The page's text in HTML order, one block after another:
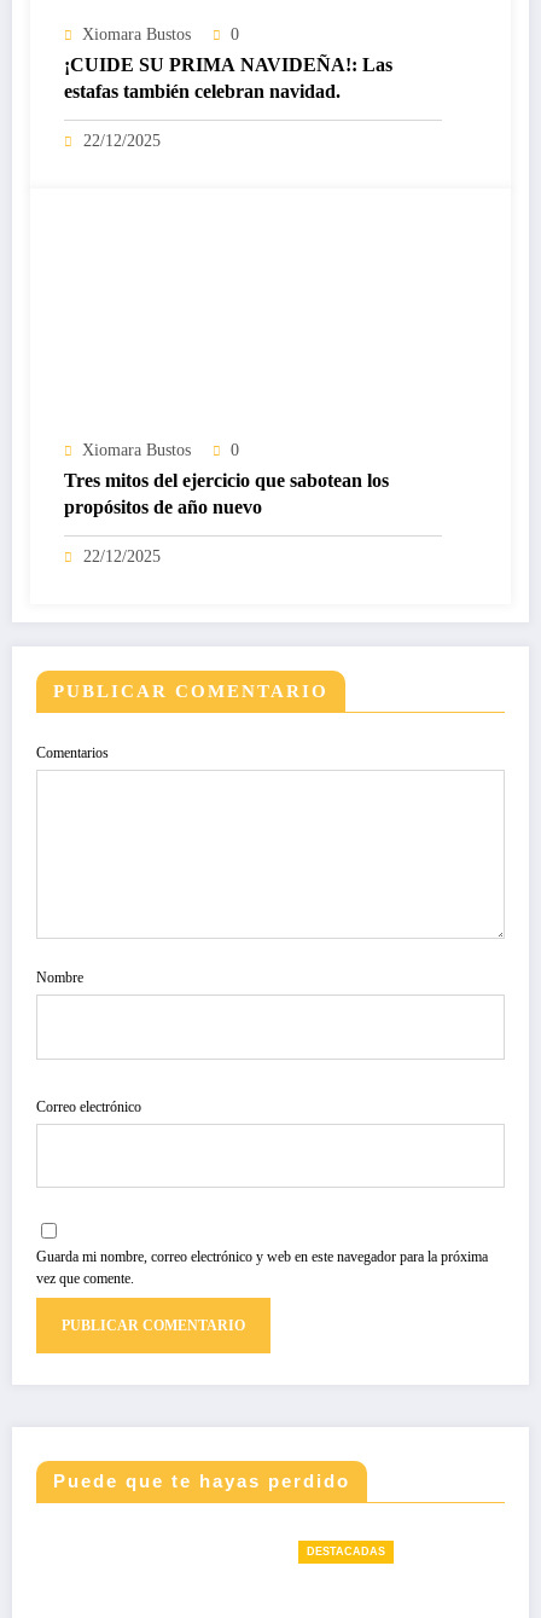
Xiomara Bustos 0
¡CUIDE SU PRIMA NAVIDEÑA!: Las
estafas también celebran navidad.
22/12/2025
Xiomara Bustos 0
Tres mitos del ejercicio que sabotean los
propósitos de año nuevo
22/12/2025
PUBLICAR COMENTARIO
Comentarios
Nombre
Correo electrónico
Guarda mi nombre, correo electrónico y web en este navegador para la próxima
vez que comente.
Puede que te hayas perdido